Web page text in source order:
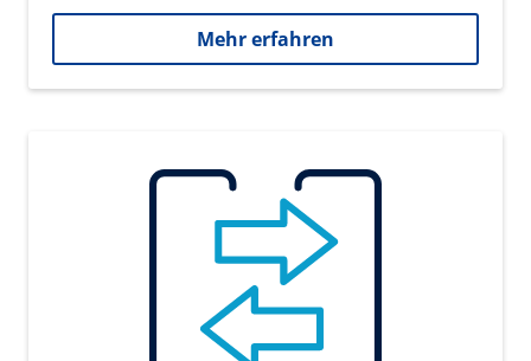
Mehr erfahren